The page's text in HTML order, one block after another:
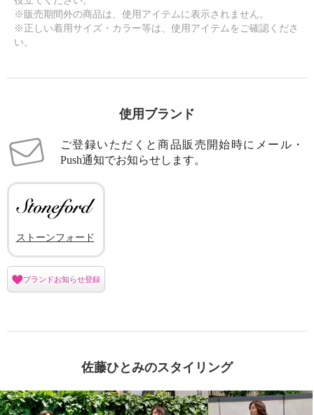
※販売期間外の商品は、使用アイテムに表示されません。
※正しい着用サイズ・カラー等は、使用アイテムをご確認くださ
い。
使用ブランド
ご登録いただくと商品販売開始時にメール・
Push通知でお知らせします。
ストーンフォード
ブランドお知らせ登録
佐藤ひとみのスタイリング